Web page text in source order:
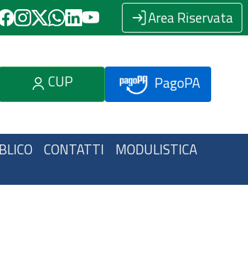
Area Riservata
CUP PagoPA
CONTATTI MODULISTICA